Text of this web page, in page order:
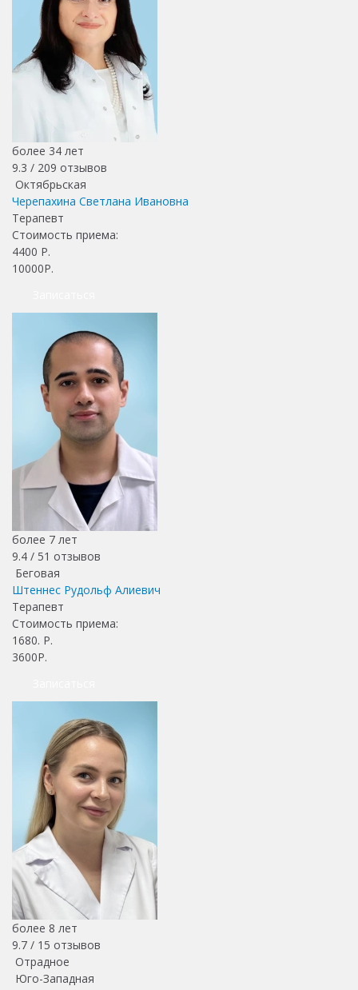
более 34 лет
9.3 / 209 отзывов
Октябрьская
Черепахина Светлана Ивановна
Терапевт
Стоимость приема:
4400 Р.
10000Р.
более 7 лет
9.4 / 51 отзывов
Беговая
Штеннес Рудольф Алиевич
Терапевт
Стоимость приема:
1680. Р.
3600Р.
более 8 лет
9.7 / 15 отзывов
Отрадное
Юго-Западная